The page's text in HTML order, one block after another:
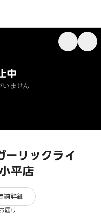
ーリックライ
平店
中
ません
ビュー
舗詳細
届け